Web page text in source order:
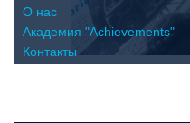
О нас
Академия "Achievements"
Контакты